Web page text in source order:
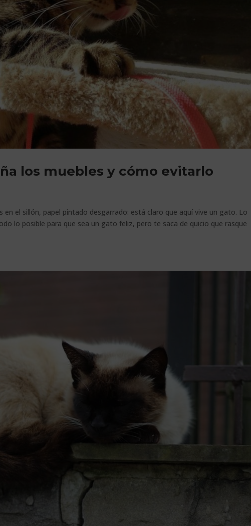
los muebles y cómo evitarlo
en el sillón, papel pintado desgarrado: está claro que aquí vive un gato. Lo
lo posible para que sea un gato feliz, pero te saca de quicio que rasque